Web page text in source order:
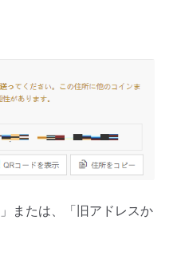
または、「旧アドレスか